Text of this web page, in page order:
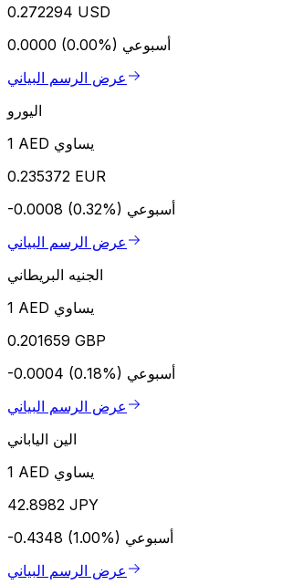
0.272294 USD
0.0000 (0.00%) أسبوعي
عرض الرسم البياني
اليورو
1 AED يساوي
0.235372 EUR
-0.0008 (0.32%) أسبوعي
عرض الرسم البياني
الجنيه البريطاني
1 AED يساوي
0.201659 GBP
-0.0004 (0.18%) أسبوعي
عرض الرسم البياني
الين الياباني
1 AED يساوي
42.8982 JPY
-0.4348 (1.00%) أسبوعي
عرض الرسم البياني